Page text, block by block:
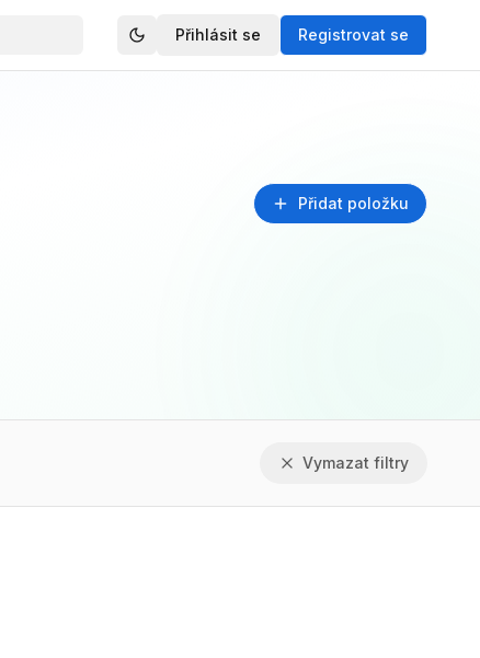
Přihlásit se Registrovat se
Přidat položku
Vymazat filtry